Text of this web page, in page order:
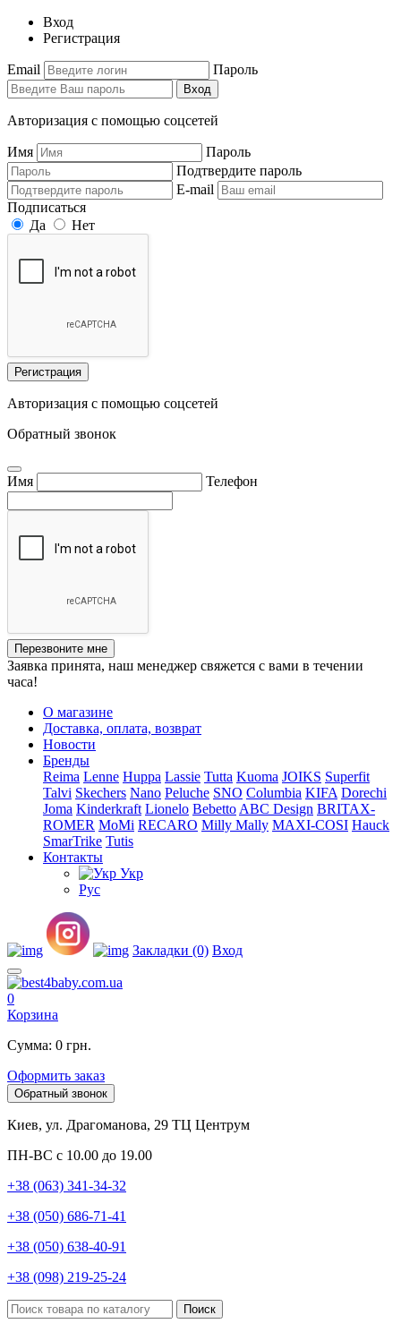
Вход
Регистрация
Email Пароль
Вход
Авторизация с помощью соцсетей
Имя
Пароль
Подтвердите пароль
E-mail
Подписаться
Да
Нет
Регистрация
Авторизация с помощью соцсетей
Обратный звонок
Имя Телефон
Перезвоните мне
Заявка принята, наш менеджер свяжется с вами в течении
часа!
О магазине
Доставка, оплата, возврат
Новости
Бренды
Reima Lenne Huppa Lassie Tutta Kuoma JOIKS Superfit
Talvi Skechers Nano Peluche SNO Columbia KIFA Dorechi
Joma Kinderkraft Lionelo Bebetto ABC Design BRITAX-
ROMER MoMi RECARO Milly Mally MAXI-COSI Hauck
SmarTrike Tutis
Контакты
Укр
Рус
Закладки (0) Вход
0
Корзина
Сумма: 0 грн.
Оформить заказ
Обратный звонок
Киев, ул. Драгоманова, 29 ТЦ Центрум
ПН-ВС с 10.00 до 19.00
+38 (063) 341-34-32
+38 (050) 686-71-41
+38 (050) 638-40-91
+38 (098) 219-25-24
Поиск